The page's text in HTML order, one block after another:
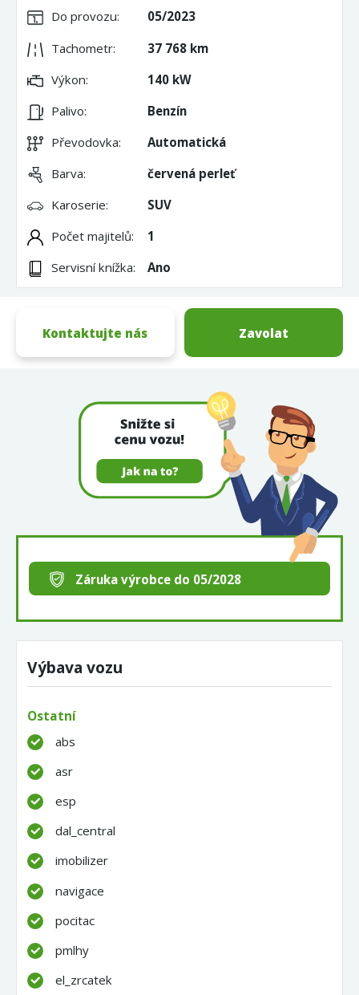
Do provozu:
05/2023
Tachometr:
37 768 km
Výkon:
140 kW
Palivo:
Benzín
Převodovka:
Automatická
Barva:
červená perleť
Karoserie:
SUV
Počet majitelů:
1
Servisní knížka:
Ano
Kontaktujte nás Zavolat
Záruka výrobce do 05/2028
Výbava vozu
Ostatní
abs
asr
esp
dal_central
imobilizer
navigace
pocitac
pmlhy
el_zrcatek